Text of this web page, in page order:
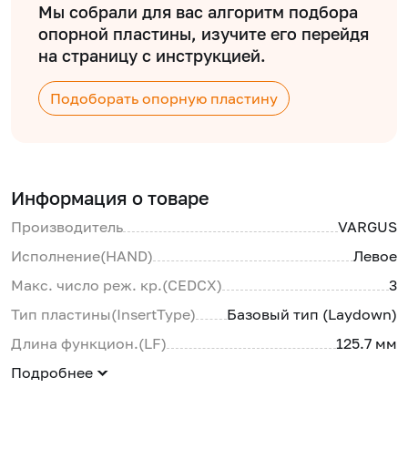
Мы собрали для вас алгоритм подбора
опорной пластины, изучите его перейдя
на страницу с инструкцией.
Подоборать опорную пластину
Информация о товаре
Производитель
VARGUS
Исполнение(HAND)
Левое
Макс. число реж. кр.(CEDCX)
3
Тип пластины(InsertType)
Базовый тип (Laydown)
Длина функцион.(LF)
125.7 мм
Подробнее